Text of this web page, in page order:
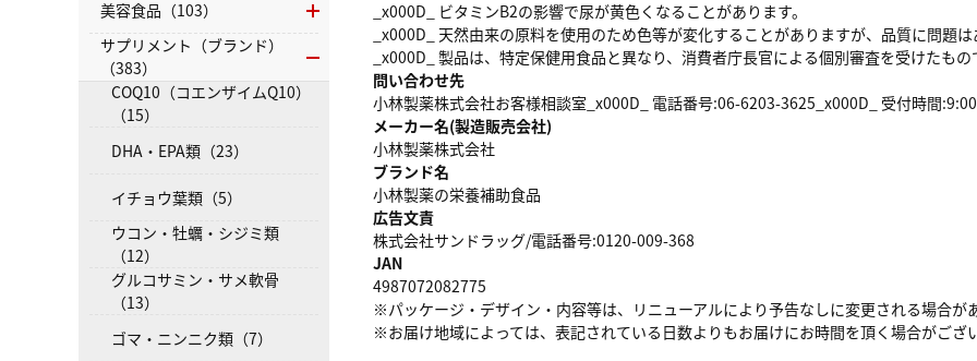
_x000D_ ビタミンB2の影響で尿が黄色くなることがあります。
_x000D_ 天然由来の原料を使用のため色等が変化することがありますが、品質に問題
_x000D_ 製品は、特定保健用食品と異なり、消費者庁長官による個別審査を受けたも
問い合わせ先
小林製薬株式会社お客様相談室_x000D_ 電話番号:06-6203-3625_x000D_ 受付時間
メーカー名(製造販売会社)
小林製薬株式会社
ブランド名
小林製薬の栄養補助食品
広告文責
株式会社サンドラッグ/電話番号:0120-009-368
JAN
4987072082775
※パッケージ・デザイン・内容等は、リニューアルにより予告なしに変更される場合が
※お届け地域によっては、表記されている日数よりもお届けにお時間を頂く場合がござ
美容食品（103）
サプリメント（ブランド）
（383）
COQ10（コエンザイムQ10）
（15）
DHA・EPA類（23）
イチョウ葉類（5）
ウコン・牡蠣・シジミ類
（12）
グルコサミン・サメ軟骨
（13）
ゴマ・ニンニク類（7）